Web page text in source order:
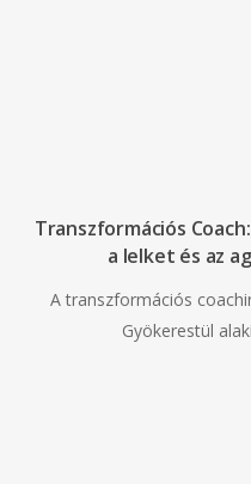
Transzformációs
a lelket és az
A transzformációs
Gyökerestül